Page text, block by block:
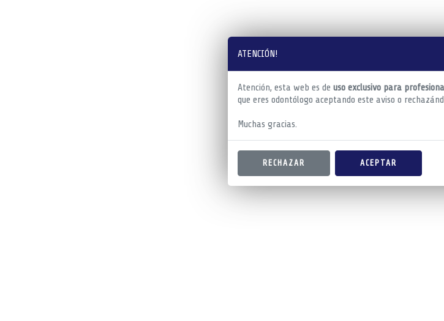
ATENCIÓN!
Atención, esta web es de uso exclusivo para
que eres odontólogo aceptando este aviso o
Muchas gracias.
RECHAZAR ACEPTAR